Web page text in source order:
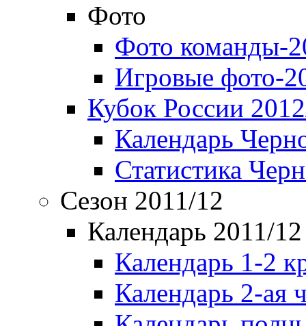
Фото
Фото команды-
Игровые фото-
Кубок России
Календарь
Статистика
Сезон 2011/12
Календарь 2011/12
Календарь 1-2
Календарь 2-ая